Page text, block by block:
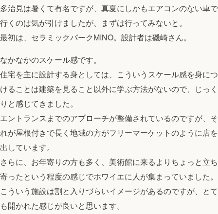
多治見は暑くて有名ですが、真夏にしかもエアコンのない車で
行くのは気が引けましたが、まずは行ってみないと。
最初は、セラミックパークMINO。設計者は磯崎さん。
なかなかのスケール感です。
住宅を主に設計する身としては、こういうスケール感を身につ
けることは建築を見ること以外に学ぶ方法がないので、じっく
りと感じてきました。
エントランスまでのアプローチが整備されているのですが、そ
れが屋根付きで長く地域の方がフリーマーケットのように店を
出しています。
さらに、お年寄りの方も多く、美術館に来るよりちょっと立ち
寄ったという程度の感じでホワイエに人が集まっていました。
こういう施設は割と入りづらいイメージがあるのですが、とて
も開かれた感じが良いと思います。